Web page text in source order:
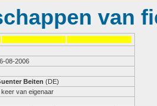
van
08-2006
Beiten (DE)
keer van eigenaar